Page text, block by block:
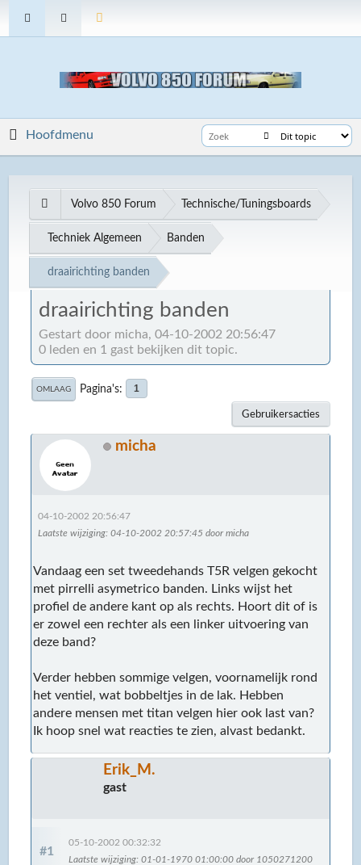
Hoofdmenu
Volvo 850 Forum Technische/Tuningsboards
Techniek Algemeen Banden
draairichting banden
draairichting banden
Gestart door micha, 04-10-2002 20:56:47
0 leden en 1 gast bekijken dit topic.
OMLAAG Pagina's 1
Gebruikersacties
micha
04-10-2002 20:56:47
Laatste wijziging: 04-10-2002 20:57:45 door micha
Vandaag een set tweedehands T5R velgen gekocht
met pirrelli asymetrico banden. Links wijst het
profiel de andere kant op als rechts. Hoort dit of is
er zowel een rechter als een linker uitvoering van
deze band?
Verder hebben sommige velgen, voornamelijk rond
het ventiel, wat bobbeltjes in de lak. Hebben
andere mensen met titan velgen hier ook last van?
Ik hoop snel wat reacties te zien, alvast bedankt.
Erik_M.
gast
#1
05-10-2002 00:32:32
Laatste wijziging: 01-01-1970 01:00:00 door 1050271200